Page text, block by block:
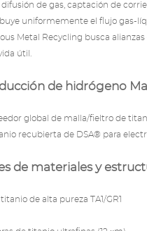
de gas, captación de
uniformemente el flujo gas-
Metal Recycling busca
útil.
de hidrógeno
global de malla/fieltro de
recubierta de DSA® para
de materiales y
de alta pureza TA1/GR1